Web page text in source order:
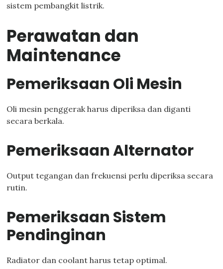
sistem pembangkit listrik.
Perawatan dan
Maintenance
Pemeriksaan Oli Mesin
Oli mesin penggerak harus diperiksa dan diganti
secara berkala.
Pemeriksaan Alternator
Output tegangan dan frekuensi perlu diperiksa secara
rutin.
Pemeriksaan Sistem
Pendinginan
Radiator dan coolant harus tetap optimal.